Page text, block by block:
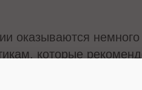
оказываются
которые